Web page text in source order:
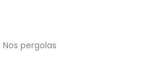
Nos pergolas